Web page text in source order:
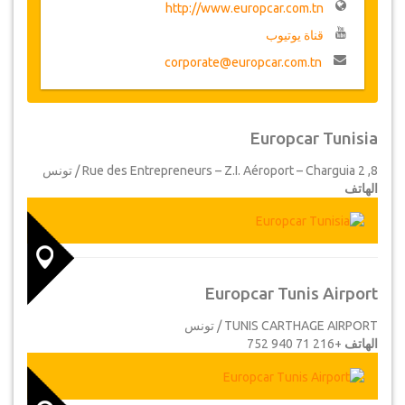
http://www.europcar.com.tn
قناة يوتيوب
corporate@europcar.com.tn
Europcar Tunisia
8, Rue des Entrepreneurs – Z.I. Aéroport – Charguia 2 / تونس
الهاتف
Europcar Tunis Airport
TUNIS CARTHAGE AIRPORT / تونس
الهاتف +216 71 940 752